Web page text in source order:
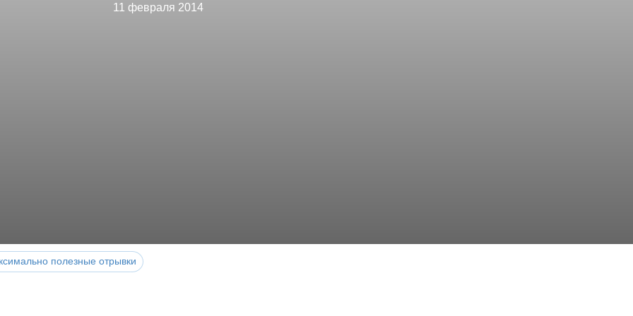
11 февраля 2014
полезные отрывки